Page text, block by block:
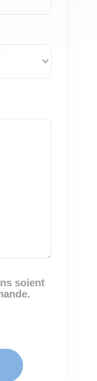
soient